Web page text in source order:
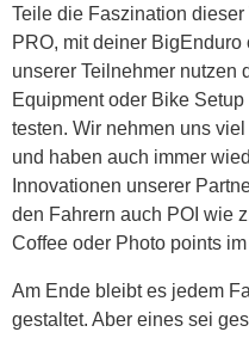
Teile die Faszination
PRO, mit deiner
unserer Teilnehmer nutzen
Equipment oder Bike
testen. Wir nehmen uns
und haben auch immer
Innovationen unserer
den Fahrern auch POI wie
Coffee oder Photo points
Am Ende bleibt es jedem
gestaltet. Aber eines sei